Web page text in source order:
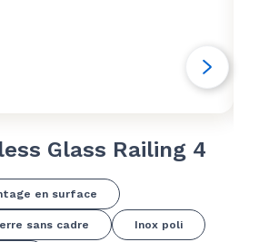
Glass Railing 4
en surface
sans cadre Inox poli